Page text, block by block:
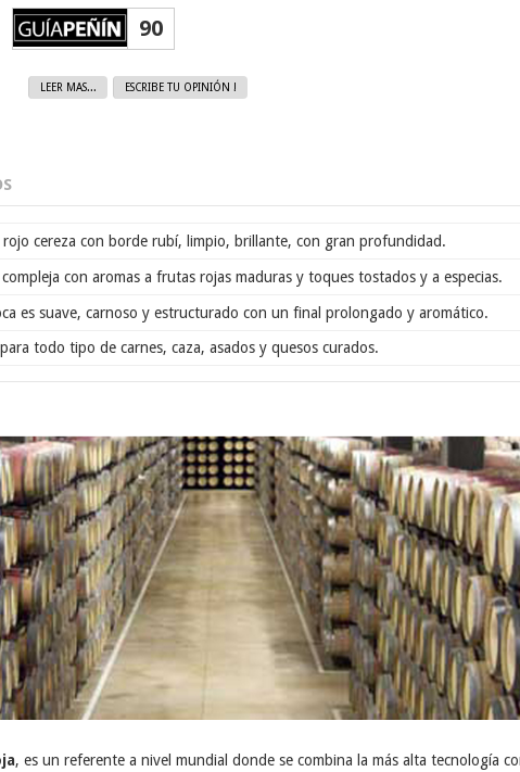
90
LEER MAS... ESCRIBE TU OPINIÓN !
rojo cereza con borde rubí, limpio, brillante, con gran profundidad.
con aromas a frutas rojas maduras y toques tostados y a especias.
es suave, carnoso y estructurado con un final prolongado y aromático.
todo tipo de carnes, caza, asados y quesos curados.
, es un referente a nivel mundial donde se combina la más alta tecnología